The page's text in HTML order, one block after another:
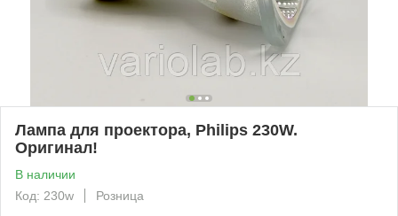
Лампа для проектора, Philips 230W.
Оригинал!
В наличии
Код: 230w
Розница